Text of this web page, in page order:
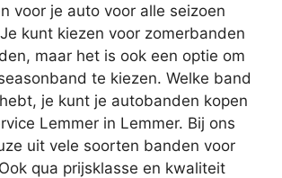
voor je auto voor alle seizoen
kunt kiezen voor zomerbanden
maar het is ook een optie om
te kiezen. Welke band
je kunt je autobanden kopen
Lemmer in Lemmer. Bij ons
uit vele soorten banden voor
qua prijsklasse en kwaliteit